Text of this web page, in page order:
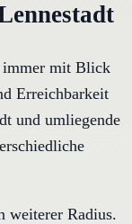
immer mit Blick
Erreichbarkeit
und umliegende
weiterer Radius.